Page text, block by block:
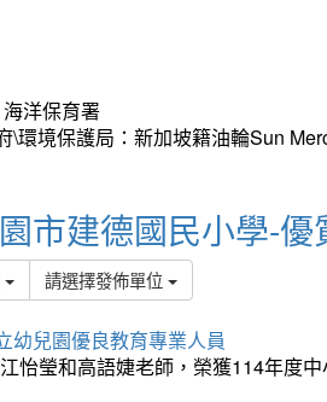
洋保育署
\環境保護局：新加坡籍油輪Sun
市建德國民小學-優
請選擇發佈單位
幼兒園優良教育專業人員
怡瑩和高語婕老師，榮獲114年度